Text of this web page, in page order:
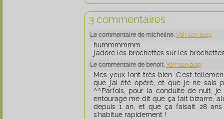
3 commentaires
Le commentaire de micheline. Voir son blog
hummmmmm
j'adore les brochettes sur les
Le commentaire de benoit. Voir son blog
Mes yeux font très bien. C'est
que j'ai été opéré, et que je ne sais
^^Parfois, pour la conduite de nuit,
entourage me dit que ça fait bizarre,
depuis 1 an, et que ça faisait 28
s'habitue rapidement !